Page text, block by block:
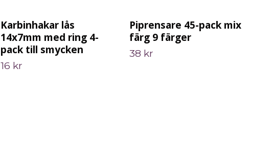
Karbinhakar lås
14x7mm med ring 4-
pack till smycken
16 kr
Piprensare 45-pack mix
färg 9 färger
38 kr